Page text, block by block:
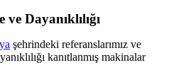
Dayanıklılığı
şehrindeki referanslarımız ve
kanıtlanmış makinalar